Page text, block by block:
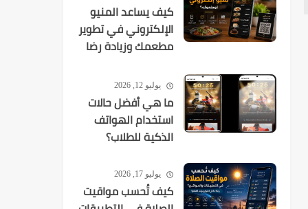
كيف يساعد المنيو
الإلكتروني في تطوير
مطعمك وزيادة رضا
يوليو 12, 2026
ما هي أفضل حالات
استخدام الهواتف
الذكية للطلاب؟
يوليو 17, 2026
كيف تُحسب مواقيت